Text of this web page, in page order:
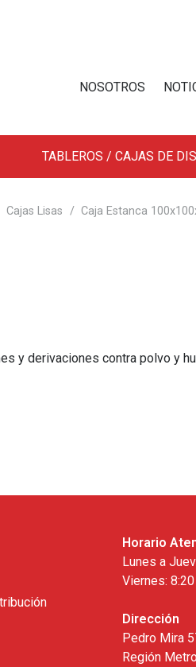
NOSOTROS
TABLEROS / CAJAS DE
Cajas Lisas / Caja Estanca
y derivaciones contra polvo y
Horario
Lunes a
Viernes:
Dirección
Pedro Mira
Región